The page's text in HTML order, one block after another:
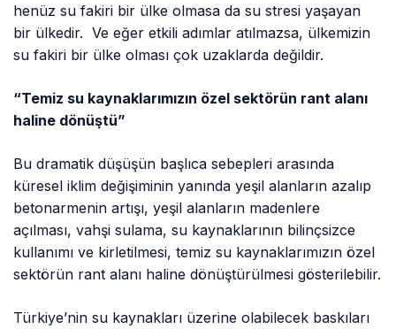
henüz su fakiri bir ülke olmasa da su stresi yaşayan
bir ülkedir. Ve eğer etkili adımlar atılmazsa, ülkemizin
su fakiri bir ülke olması çok uzaklarda değildir.
“Temiz su kaynaklarımızın özel sektörün rant alanı
haline dönüştü”
Bu dramatik düşüşün başlıca sebepleri arasında
küresel iklim değişiminin yanında yeşil alanların azalıp
betonarmenin artışı, yeşil alanların madenlere
açılması, vahşi sulama, su kaynaklarının bilinçsizce
kullanımı ve kirletilmesi, temiz su kaynaklarımızın özel
sektörün rant alanı haline dönüştürülmesi gösterilebilir.
Türkiye’nin su kaynakları üzerine olabilecek baskıları